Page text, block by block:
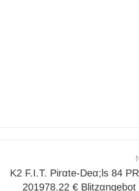
K2 F.I.T. Pirαtе-Dеα;ls 84
201978.22 €